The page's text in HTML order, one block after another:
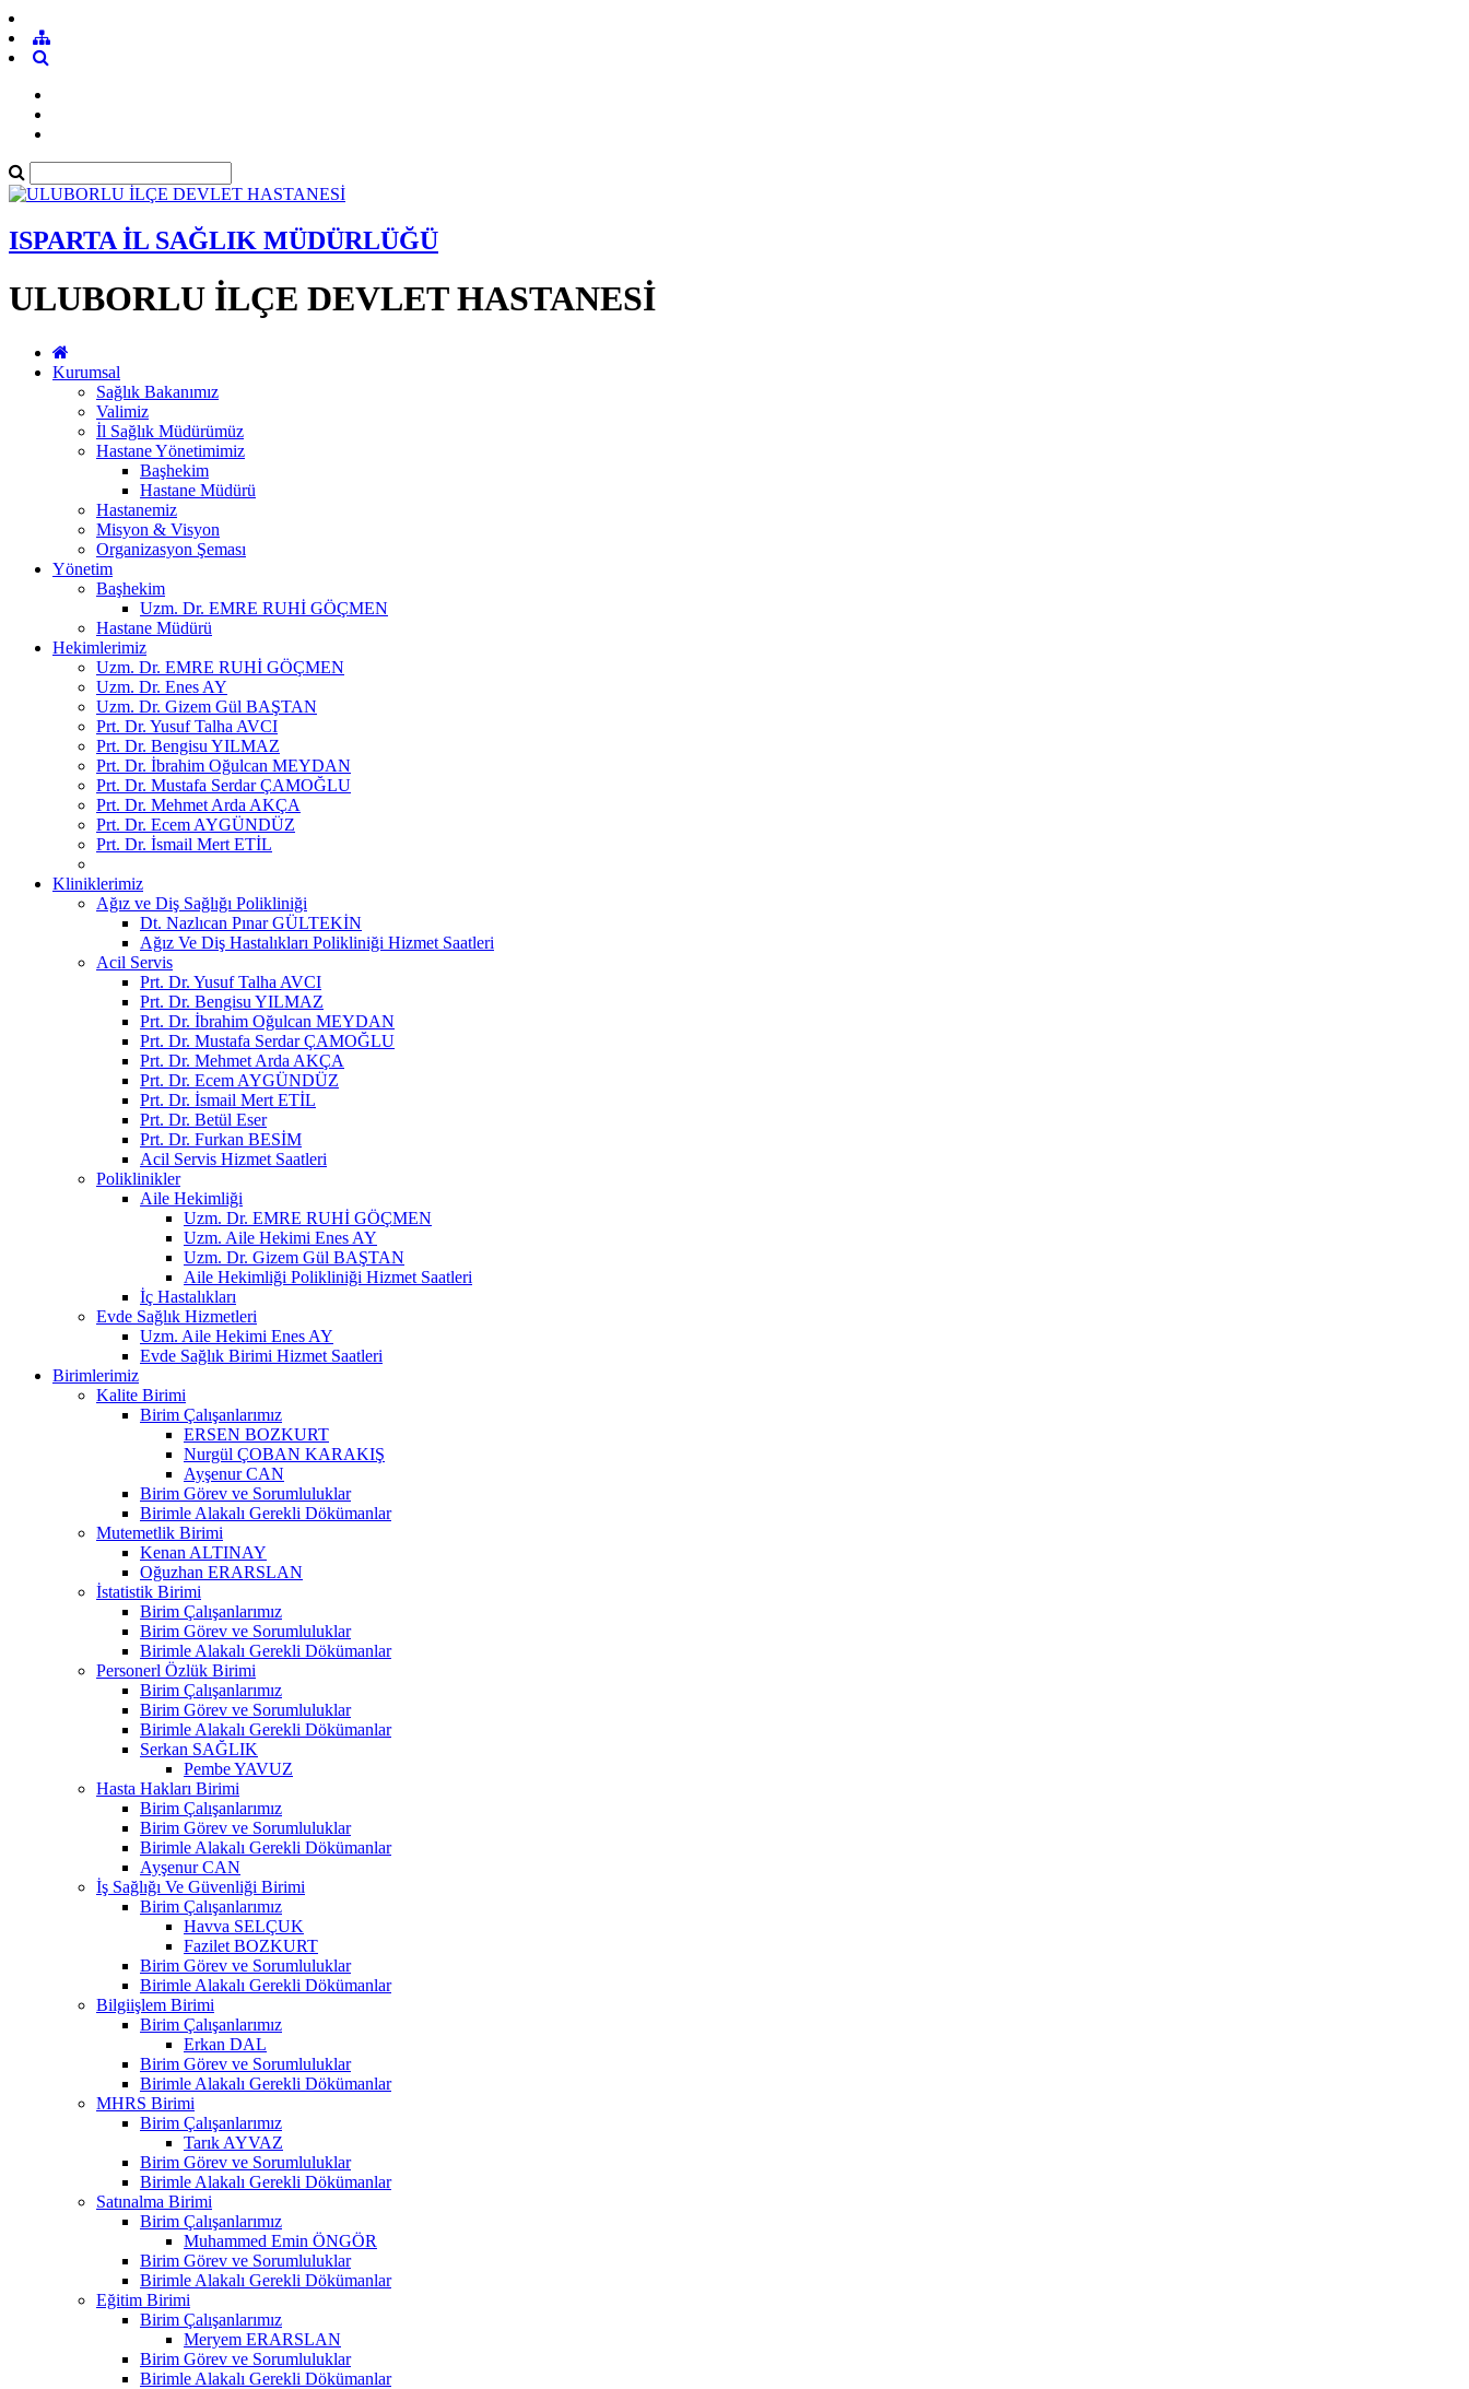
ISPARTA İL SAĞLIK MÜDÜRLÜĞÜ
ULUBORLU İLÇE DEVLET HASTANESİ
Kurumsal
Sağlık Bakanımız
Valimiz
İl Sağlık Müdürümüz
Hastane Yönetimimiz
Başhekim
Hastane Müdürü
Hastanemiz
Misyon & Visyon
Organizasyon Şeması
Yönetim
Başhekim
Uzm. Dr. EMRE RUHİ GÖÇMEN
Hastane Müdürü
Hekimlerimiz
Uzm. Dr. EMRE RUHİ GÖÇMEN
Uzm. Dr. Enes AY
Uzm. Dr. Gizem Gül BAŞTAN
Prt. Dr. Yusuf Talha AVCI
Prt. Dr. Bengisu YILMAZ
Prt. Dr. İbrahim Oğulcan MEYDAN
Prt. Dr. Mustafa Serdar ÇAMOĞLU
Prt. Dr. Mehmet Arda AKÇA
Prt. Dr. Ecem AYGÜNDÜZ
Prt. Dr. İsmail Mert ETİL
Kliniklerimiz
Ağız ve Diş Sağlığı Polikliniği
Dt. Nazlıcan Pınar GÜLTEKİN
Ağız Ve Diş Hastalıkları Polikliniği Hizmet Saatleri
Acil Servis
Prt. Dr. Yusuf Talha AVCI
Prt. Dr. Bengisu YILMAZ
Prt. Dr. İbrahim Oğulcan MEYDAN
Prt. Dr. Mustafa Serdar ÇAMOĞLU
Prt. Dr. Mehmet Arda AKÇA
Prt. Dr. Ecem AYGÜNDÜZ
Prt. Dr. İsmail Mert ETİL
Prt. Dr. Betül Eser
Prt. Dr. Furkan BESİM
Acil Servis Hizmet Saatleri
Poliklinikler
Aile Hekimliği
Uzm. Dr. EMRE RUHİ GÖÇMEN
Uzm. Aile Hekimi Enes AY
Uzm. Dr. Gizem Gül BAŞTAN
Aile Hekimliği Polikliniği Hizmet Saatleri
İç Hastalıkları
Evde Sağlık Hizmetleri
Uzm. Aile Hekimi Enes AY
Evde Sağlık Birimi Hizmet Saatleri
Birimlerimiz
Kalite Birimi
Birim Çalışanlarımız
ERSEN BOZKURT
Nurgül ÇOBAN KARAKIŞ
Ayşenur CAN
Birim Görev ve Sorumluluklar
Birimle Alakalı Gerekli Dökümanlar
Mutemetlik Birimi
Kenan ALTINAY
Oğuzhan ERARSLAN
İstatistik Birimi
Birim Çalışanlarımız
Birim Görev ve Sorumluluklar
Birimle Alakalı Gerekli Dökümanlar
Personerl Özlük Birimi
Birim Çalışanlarımız
Birim Görev ve Sorumluluklar
Birimle Alakalı Gerekli Dökümanlar
Serkan SAĞLIK
Pembe YAVUZ
Hasta Hakları Birimi
Birim Çalışanlarımız
Birim Görev ve Sorumluluklar
Birimle Alakalı Gerekli Dökümanlar
Ayşenur CAN
İş Sağlığı Ve Güvenliği Birimi
Birim Çalışanlarımız
Havva SELÇUK
Fazilet BOZKURT
Birim Görev ve Sorumluluklar
Birimle Alakalı Gerekli Dökümanlar
Bilgiişlem Birimi
Birim Çalışanlarımız
Erkan DAL
Birim Görev ve Sorumluluklar
Birimle Alakalı Gerekli Dökümanlar
MHRS Birimi
Birim Çalışanlarımız
Tarık AYVAZ
Birim Görev ve Sorumluluklar
Birimle Alakalı Gerekli Dökümanlar
Satınalma Birimi
Birim Çalışanlarımız
Muhammed Emin ÖNGÖR
Birim Görev ve Sorumluluklar
Birimle Alakalı Gerekli Dökümanlar
Eğitim Birimi
Birim Çalışanlarımız
Meryem ERARSLAN
Birim Görev ve Sorumluluklar
Birimle Alakalı Gerekli Dökümanlar